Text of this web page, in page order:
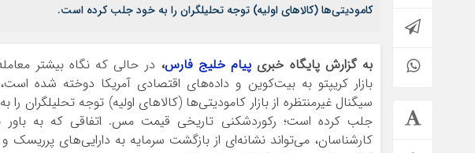
کامودیتی‌ها (کالاهای اولیه) توجه تحلیلگران را به خود جلب کرده است.
به گزارش پایگاه خبری پیام خلیج فارس، در حالی‌ که نگاه بیشتر
بازار کریپتو به بیت‌کوین و داده‌های اقتصادی آمریکا دوخته شده
سیگنال غیرمنتظره از بازار کامودیتی‌ها (کالاهای اولیه) توجه تحلیلگران را
جلب کرده است؛ رکوردشکنی تاریخی قیمت مس. اتفاقی که به ‌باور
کارشناسان، می‌تواند نشانه‌ای از بازگشت سرمایه به دارایی‌های پرریسک